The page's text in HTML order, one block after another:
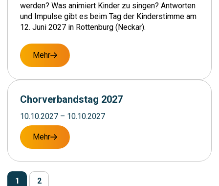
werden? Was animiert Kinder zu singen? Antworten
und Impulse gibt es beim Tag der Kinderstimme am
12. Juni 2027 in Rottenburg (Neckar).
Mehr
Chorverbandstag 2027
10.10.2027 – 10.10.2027
Mehr
1 2